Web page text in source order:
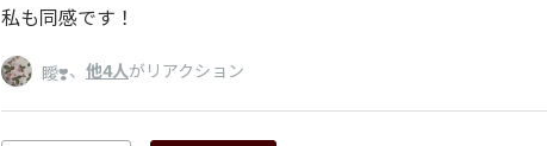
私も同感です！
瞹❣️、 他4人がリアクション